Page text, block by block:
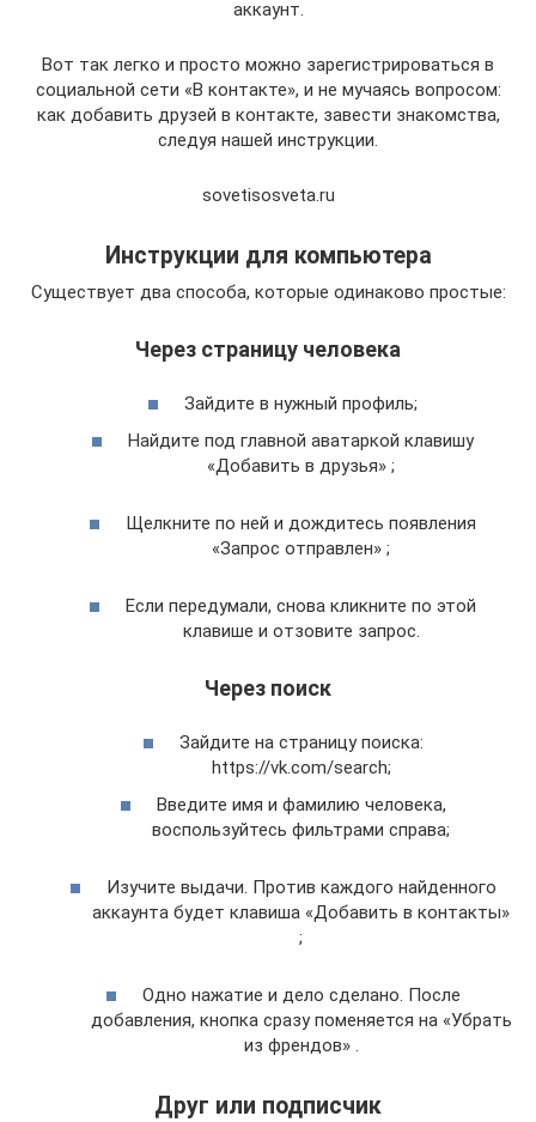
аккаунт.
Вот так легко и просто можно зарегистрироваться в
социальной сети «В контакте», и не мучаясь вопросом:
как добавить друзей в контакте, завести знакомства,
следуя нашей инструкции.
sovetisosveta.ru
Инструкции для компьютера
Существует два способа, которые одинаково простые:
Через страницу человека
Зайдите в нужный профиль;
Найдите под главной аватаркой клавишу
«Добавить в друзья» ;
Щелкните по ней и дождитесь появления
«Запрос отправлен» ;
Если передумали, снова кликните по этой
клавише и отзовите запрос.
Через поиск
Зайдите на страницу поиска:
https://vk.com/search;
Введите имя и фамилию человека,
воспользуйтесь фильтрами справа;
Изучите выдачи. Против каждого найденного
аккаунта будет клавиша «Добавить в контакты»
;
Одно нажатие и дело сделано. После
добавления, кнопка сразу поменяется на «Убрать
из френдов» .
Друг или подписчик